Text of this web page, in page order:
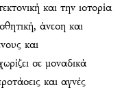
και την ιστορία
άνεση και
και
σε μοναδικά
και αγνές